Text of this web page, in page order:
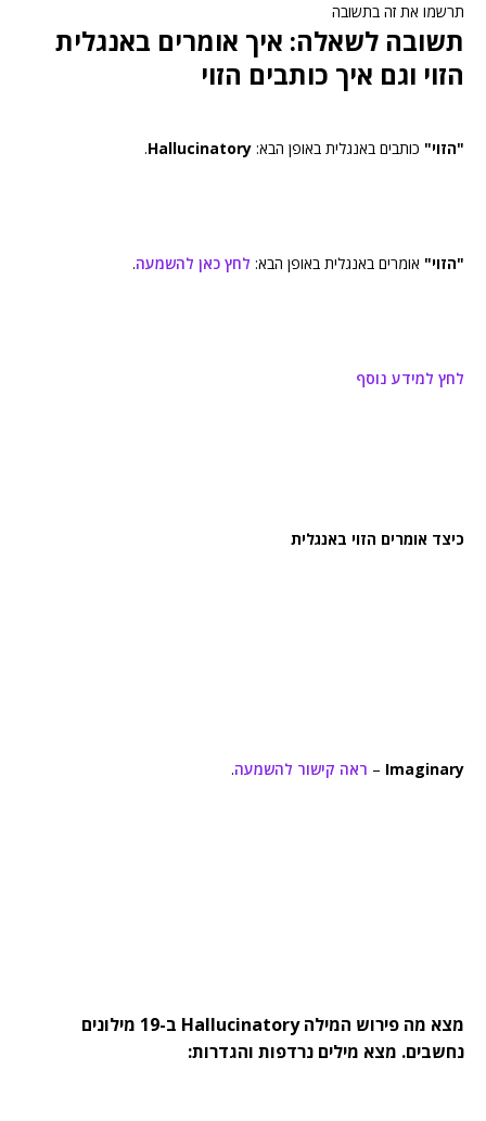
תרשמו את זה בתשובה
תשובה לשאלה: איך אומרים באנגלית
הזוי וגם איך כותבים הזוי
"הזוי" כותבים באנגלית באופן הבא: Hallucinatory
.
"הזוי" אומרים באנגלית באופן הבא: לחץ כאן להשמעה.
לחץ למידע נוסף
כיצד אומרים הזוי באנגלית
Imaginary
– ראה קישור להשמעה.
מצא מה פירוש המילה Hallucinatory ב-19 מילונים
נחשבים. מצא מילים נרדפות והגדרות: